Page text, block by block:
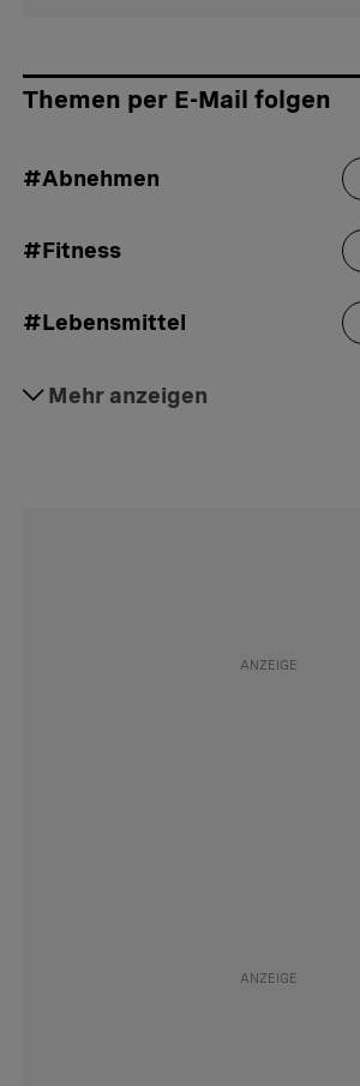
Themen per E-Mail folgen
#Abnehmen
#Fitness
#Lebensmittel
Mehr anzeigen
#Ernährung